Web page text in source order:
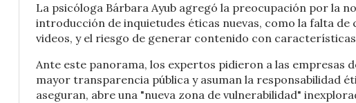
La psicóloga Bárbara Ayub agregó la preocupación por la
introducción de inquietudes éticas nuevas, como la falta
videos, y el riesgo de generar contenido con
Ante este panorama, los expertos pidieron a las empresas
mayor transparencia pública y asuman la responsabilidad
aseguran, abre una "nueva zona de vulnerabilidad"